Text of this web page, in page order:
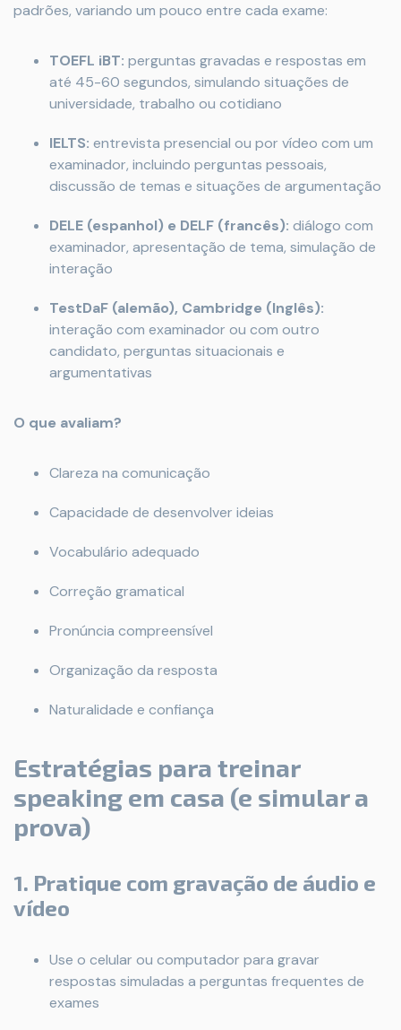
padrões, variando um pouco entre cada exame:
TOEFL iBT: perguntas gravadas e respostas em
até 45-60 segundos, simulando situações de
universidade, trabalho ou cotidiano
IELTS: entrevista presencial ou por vídeo com um
examinador, incluindo perguntas pessoais,
discussão de temas e situações de argumentação
DELE (espanhol) e DELF (francês): diálogo com
examinador, apresentação de tema, simulação de
interação
TestDaF (alemão), Cambridge (Inglês):
interação com examinador ou com outro
candidato, perguntas situacionais e
argumentativas
O que avaliam?
Clareza na comunicação
Capacidade de desenvolver ideias
Vocabulário adequado
Correção gramatical
Pronúncia compreensível
Organização da resposta
Naturalidade e confiança
Estratégias para treinar
speaking em casa (e simular a
prova)
1. Pratique com gravação de áudio e
vídeo
Use o celular ou computador para gravar
respostas simuladas a perguntas frequentes de
exames